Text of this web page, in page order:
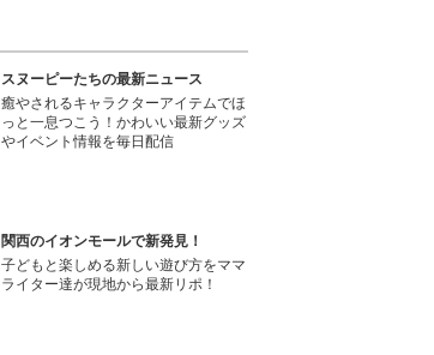
スヌーピーたちの最新ニュース
癒やされるキャラクターアイテムでほ
っと一息つこう！かわいい最新グッズ
やイベント情報を毎日配信
関西のイオンモールで新発見！
子どもと楽しめる新しい遊び方をママ
ライター達が現地から最新リポ！